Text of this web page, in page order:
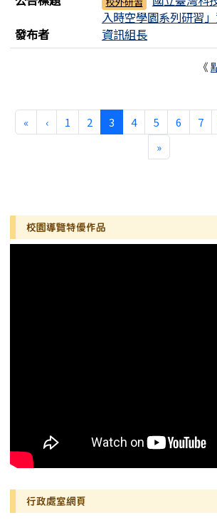
入時空學園系列研習
發布者
資訊組長
《
«第一頁
‹上一頁
1 2 3 (目前頁次)
4 5 6 7
»最後頁
左邊區域內容
校園導覽特優作品
行政處室網頁